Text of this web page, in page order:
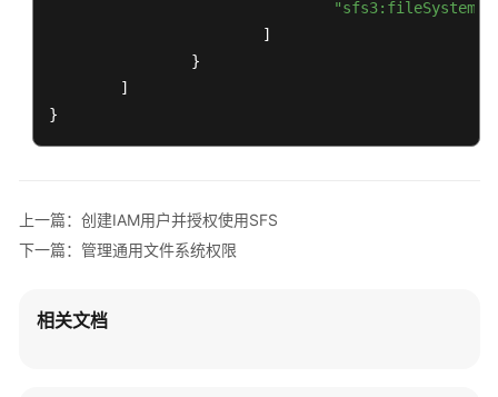
统
限
通
用
]
}
]
}
上一篇：创建IAM用户并授权使用SFS
下一篇：管理通用文件系统权限
相关文档